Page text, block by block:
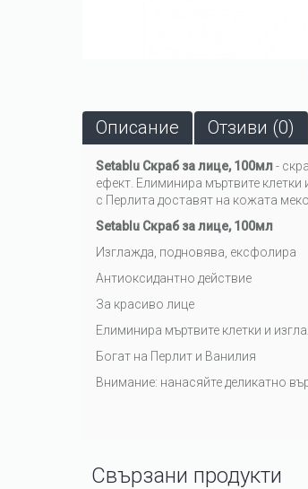
Описание Отзиви (0)
Setablu Скраб за лице, 100мл-
ефект. Елиминира мъртвите
с Перлита доставят на кожата
Setablu Скраб за лице, 100мл
Изглажда, подновява, ексфолира
Антиоксидантно действие
За красиво лице
Елиминира мъртвите клетки и
Богат на Перлит и Ванилия
Внимание: нанасяйте деликатно
Свързани продукти